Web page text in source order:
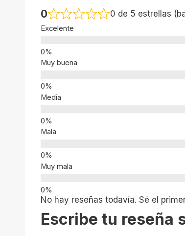
0 0 de 5 estrellas
Excelente
Muy buena
Media
Mala
Muy mala
No hay reseñas todavía. Sé el
Escribe tu reseña